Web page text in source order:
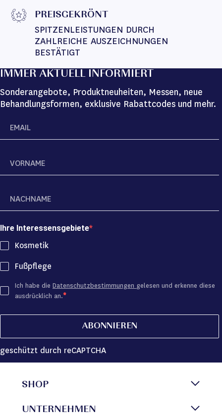
PREISGEKRÖNT
SPITZENLEISTUNGEN DURCH
ZAHLREICHE AUSZEICHNUNGEN
BESTÄTIGT
IMMER AKTUELL INFORMIERT
Sonderangebote, Produktneuheiten, Messen, neue
Behandlungsformen, exklusive Rabattcodes und mehr.
Ihre Interessensgebiete
Kosmetik
Fußpflege
Ich habe die Datenschutzbestimmungen gelesen und erkenne diese
ausdrücklich an.
ABONNIEREN
geschützt durch reCAPTCHA
SHOP
UNTERNEHMEN